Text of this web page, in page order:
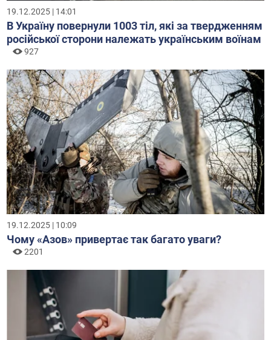
19.12.2025 | 14:01
В Україну повернули 1003 тіл, які за твердженням
російської сторони належать українським воїнам
927
19.12.2025 | 10:09
Чому «Азов» привертає так багато уваги?
2201